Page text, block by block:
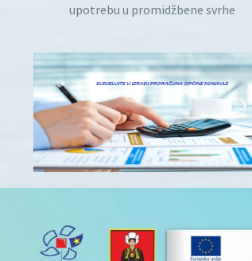
upotrebu u promidžbene svrhe